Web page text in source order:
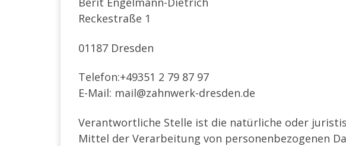
Reckestraße 1
01187 Dresden
Telefon:+49351 2 79 87 97
E-Mail: mail@zahnwerk-dresden.de
Verantwortliche Stelle ist die natürliche oder
Mittel der Verarbeitung von personenbezogenen